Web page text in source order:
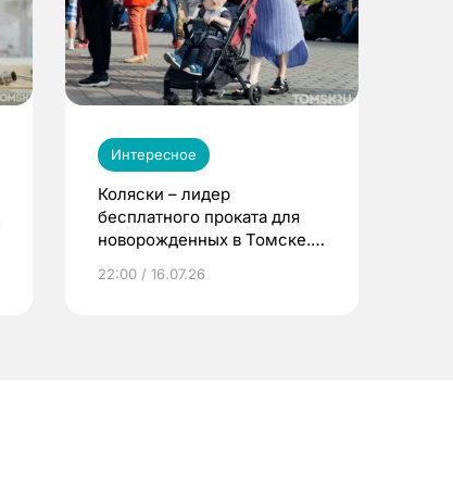
Интересное
Коляски – лидер
бесплатного проката для
новорожденных в Томске.
22:00 / 16.07.26